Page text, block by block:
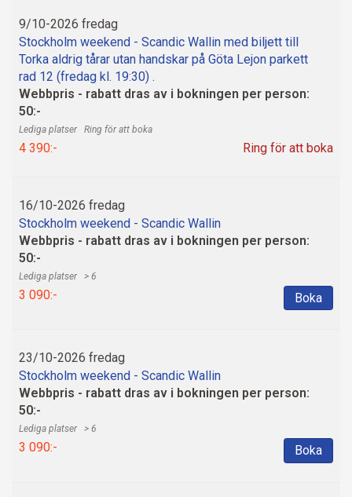
9/10-2026 fredag
Stockholm weekend - Scandic Wallin med biljett till
Torka aldrig tårar utan handskar på Göta Lejon parkett
rad 12 (fredag kl. 19:30) .
Webbpris - rabatt dras av i bokningen per person:
50:-
Ring för att boka
4 390:- Ring för att boka
16/10-2026 fredag
Stockholm weekend - Scandic Wallin
Webbpris - rabatt dras av i bokningen per person:
50:-
> 6
3 090:- Boka
23/10-2026 fredag
Stockholm weekend - Scandic Wallin
Webbpris - rabatt dras av i bokningen per person:
50:-
> 6
3 090:- Boka